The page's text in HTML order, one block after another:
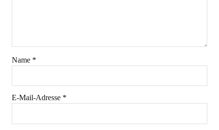
Name *
E-Mail-Adresse *